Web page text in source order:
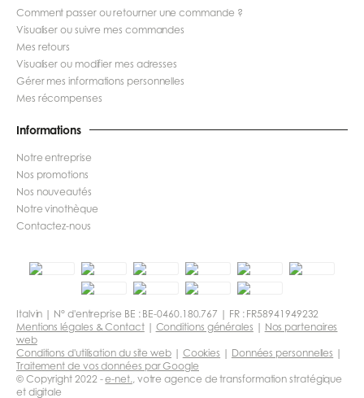
Comment passer ou retourner une commande ?
Visualiser ou suivre mes commandes
Mes retours
Visualiser ou modifier mes adresses
Gérer mes informations personnelles
Mes récompenses
Informations
Notre entreprise
Nos promotions
Nos nouveautés
Notre vinothèque
Contactez-nous
Italvin | N° d'entreprise BE : BE-0460.180.767 | FR : FR58941949232
Mentions légales & Contact| Conditions générales | Nos partenaires
web
Conditions d'utilisation du site web| Cookies | Données personnelles |
Traitement de vos données par Google
© Copyright 2022 -e-net., votre agence de transformation stratégique
et digitale